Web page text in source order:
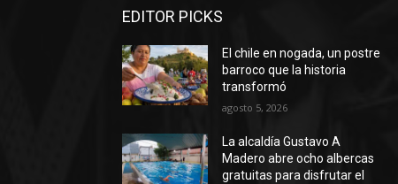
EDITOR PICKS
El chile en nogada, un postre
barroco que la historia
transformó
agosto 5, 2026
La alcaldía Gustavo A
Madero abre ocho albercas
gratuitas para disfrutar el